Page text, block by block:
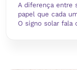
A diferença entre
papel que cada
O signo solar fala